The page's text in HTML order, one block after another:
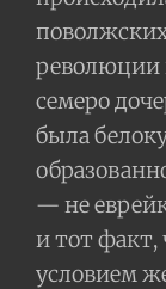
революции
семеро
была
— не
и тот факт,
условием